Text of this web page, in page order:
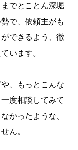
でとことん深堀
で、依頼主がも
できるよう、徹
います。
、もっとこんな
度相談してみて
かったような、
ん。